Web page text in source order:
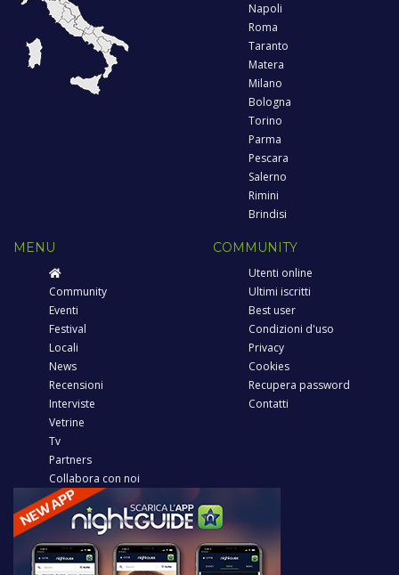
Napoli
Roma
Taranto
Matera
Milano
Bologna
Torino
Parma
Pescara
Salerno
Rimini
Brindisi
MENU
Community
Eventi
Festival
Locali
News
Recensioni
Interviste
Vetrine
Tv
Partners
Collabora con noi
COMMUNITY
Utenti online
Ultimi iscritti
Best user
Condizioni d'uso
Privacy
Cookies
Recupera password
Contatti